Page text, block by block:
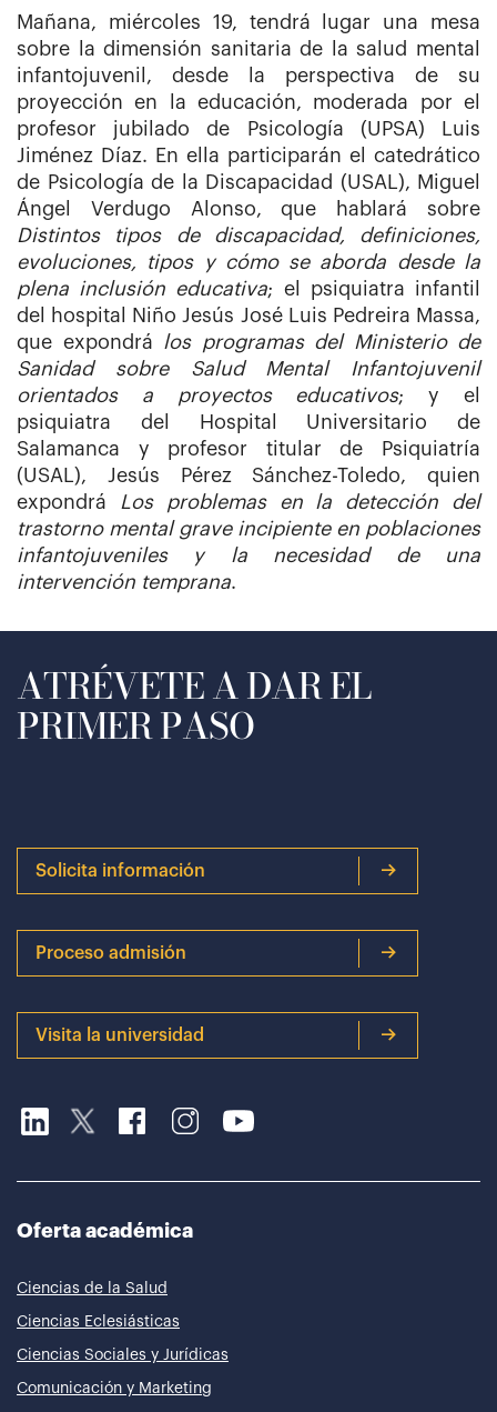
Mañana, miércoles 19, tendrá lugar una mesa
sobre la dimensión sanitaria de la salud mental
infantojuvenil, desde la perspectiva de su
proyección en la educación, moderada por el
profesor jubilado de Psicología (UPSA) Luis
Jiménez Díaz. En ella participarán el catedrático
de Psicología de la Discapacidad (USAL), Miguel
Ángel Verdugo Alonso, que hablará sobre
Distintos tipos de discapacidad, definiciones,
evoluciones, tipos y cómo se aborda desde la
plena inclusión educativa; el psiquiatra infantil
del hospital Niño Jesús José Luis Pedreira Massa,
que expondrá
los programas del Ministerio de
Sanidad sobre Salud Mental Infantojuvenil
orientados a proyectos educativos; y el
psiquiatra del Hospital Universitario de
Salamanca y profesor titular de Psiquiatría
(USAL), Jesús Pérez Sánchez-Toledo, quien
expondrá
Los problemas en la detección del
trastorno mental grave incipiente en poblaciones
infantojuveniles y la necesidad de una
intervención temprana.
ATRÉVETE A DAR EL
PRIMER PASO
Solicita información
Proceso admisión
Visita la universidad
Oferta académica
Ciencias de la Salud
Ciencias Eclesiásticas
Ciencias Sociales y Jurídicas
Comunicación y Marketing